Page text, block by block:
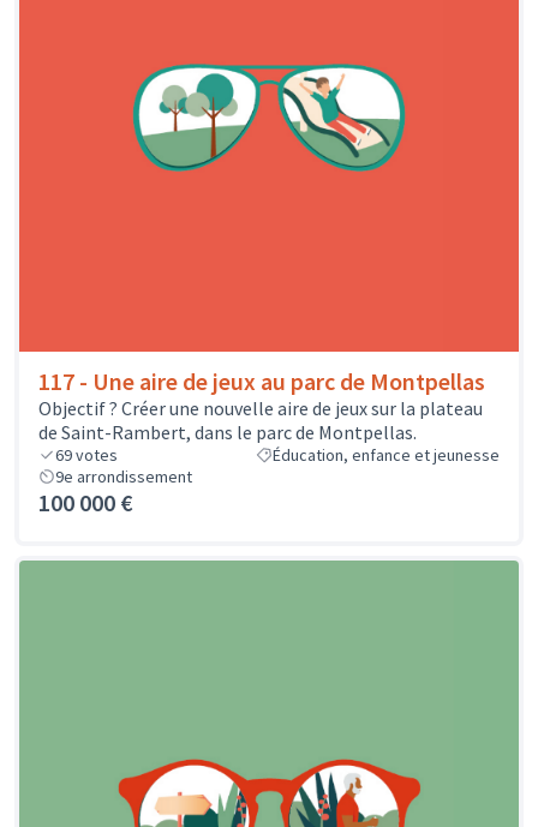
117 - Une aire de jeux au parc de Montpellas
Objectif ? Créer une nouvelle aire de jeux sur la plateau
de Saint-Rambert, dans le parc de Montpellas.
69votes
Éducation, enfance et jeunesse
9e arrondissement
100 000 €